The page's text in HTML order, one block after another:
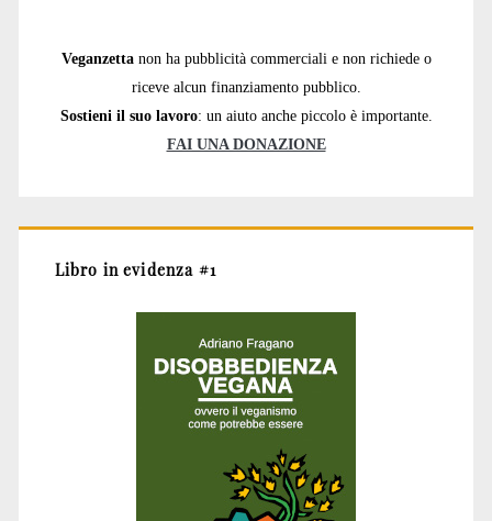
Veganzetta non ha pubblicità commerciali e non richiede o
riceve alcun finanziamento pubblico.
Sostieni il suo lavoro: un aiuto anche piccolo è importante.
FAI UNA DONAZIONE
Libro in evidenza #1